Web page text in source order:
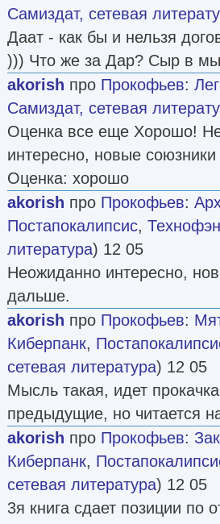
Самиздат, сетевая
Даат - как бы и нельзя
))) Что же за Дар? Сыр в
akorish про Прокофьев:
Самиздат, сетевая
Оценка все еще Хорошо!
интересно, новые
Оценка: хорошо
akorish про Прокофьев:
Постапокалипсис,
литература) 12 05
Неожиданно интересно,
дальше.
akorish про Прокофьев:
Киберпанк,
сетевая литература) 12 05
Мысль такая, идет
предыдущие, но читается
akorish про Прокофьев:
Киберпанк,
сетевая литература) 12 05
3я книга сдает позиции